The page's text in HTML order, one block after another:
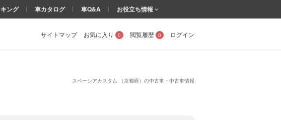
スペーシアカスタム （京都府）の中古車・中古車情報
サイトマップ お気に入り 0 閲覧履歴 0 ログイン
ング 車カタログ 車Q&A お役立ち情報